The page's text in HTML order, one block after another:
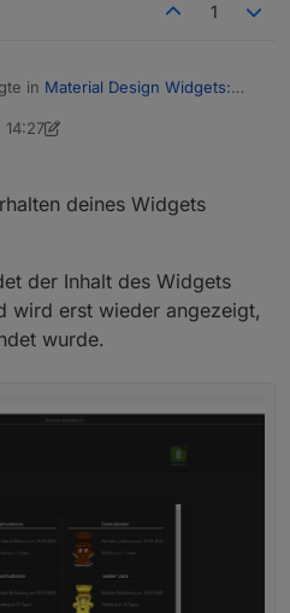
1
in Material Design Widgets:
gerne vermeiden für jeden
eine View anzulegen.
du das meinst. Bitte präzisieren.
14:27
deines Widgets
der Inhalt des Widgets
wird erst wieder angezeigt,
wurde.